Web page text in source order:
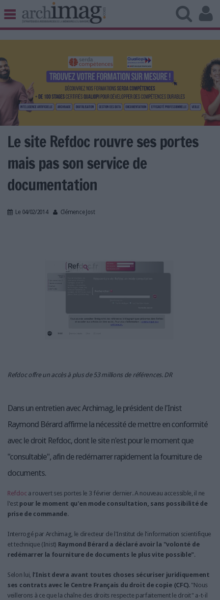
BIBLIOTHÈQUE ÉDITION
UNIVERS DATA
TRAVAIL COLLABORATIF
VIE NUMÉRIQUE
NUMÉRIQUE RESPONSABLE
LES DOSSIERS
LE MAGAZINE
L'ANNUAIRE DES ACTEURS
LES LIVRES BLANCS
Le site Refdoc rouvre ses portes
mais pas son service de
documentation
Le 04/02/2014 Clémence Jost
Refdoc offre un accès à plus de 53 millions de références. DR
Dans un entretien avec Archimag, le président de l'Inist
Raymond Bérard affirme la nécessité de mettre en conformité
avec le droit Refdoc, dont le site n'est pour le moment que
"consultable", afin de redémarrer rapidement la fourniture de
documents.
Refdoc a rouvert ses portes le 3 février dernier. A nouveau accessible, il ne
l'est pour le moment qu'en mode consultation, sans possibilité de
prise de commande.
Interrogé par Archimag, le directeur de l'Institut de l'information scientifique
et technique (Inist) Raymond Bérard a déclaré avoir la "volonté de
redémarrer la fourniture de documents le plus vite possible".
Selon lui,
l'Inist devra avant toutes choses sécuriser juridiquement
ses contrats avec le Centre Français du droit de copie (CFC). "Nous
veillerons à ce que la chaîne des droits respecte parfaitement le droit" a-t-il